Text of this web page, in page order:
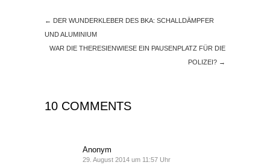
← DER WUNDERKLEBER DES BKA: SCHALLDÄMPFER
UND ALUMINIUM
WAR DIE THERESIENWIESE EIN PAUSENPLATZ FÜR DIE
POLIZEI? →
10 COMMENTS
Anonym
29. August 2014 um 11:57 Uhr